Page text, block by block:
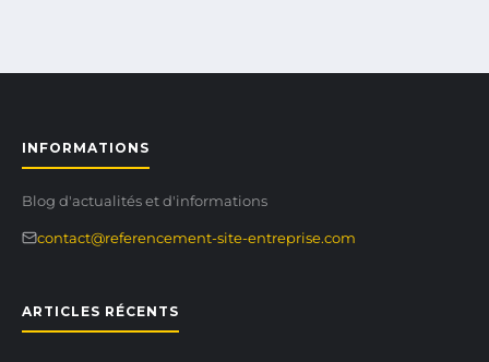
INFORMATIONS
Blog d'actualités et d'informations
contact@referencement-site-entreprise.com
ARTICLES RÉCENTS